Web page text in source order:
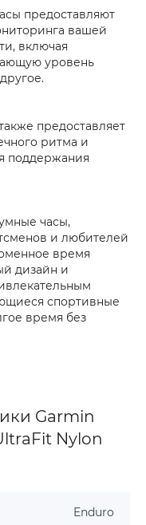
предоставляют
вашей
включая
уровень
предоставляет
ритма и
поддержания
часы,
и любителей
время
дизайн и
спортивные
время без
Garmin
Nylon
Enduro